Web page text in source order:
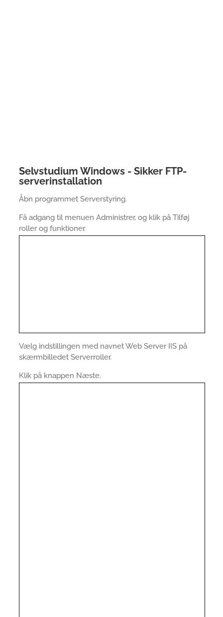
Selvstudium Windows - Sikker FTP-
serverinstallation
Åbn programmet Serverstyring.
Få adgang til menuen Administrer, og klik på Tilføj
roller og funktioner.
Vælg indstillingen med navnet Web Server IIS på
skærmbilledet Serverroller.
Klik på knappen Næste.